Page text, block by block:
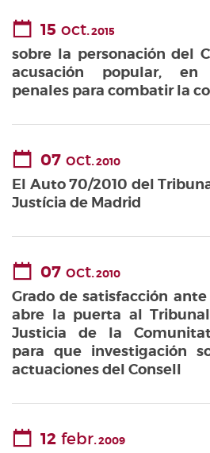
15 oct.2015
sobre la personación del
acusación popular,
penales para combatir la
07 oct.2010
El Auto 70/2010 del
Justícia de Madrid
07 oct.2010
Grado de satisfacción
abre la puerta al
Justicia de la
para que investigación
actuaciones del Consell
12 febr.2009